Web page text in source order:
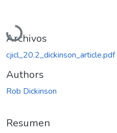
Cargando...
Archivos
cjicl_20.2_dickinson_article.pdf
Authors
Rob Dickinson
Resumen